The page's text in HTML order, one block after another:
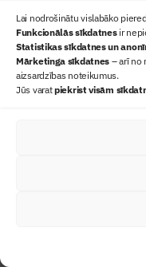
Lai nodrošinātu vislabāko
Funkcionālās sīkdatnesir
Statistikas sīkdatnes un
Mārketinga sīkdatnes – arī no
aizsardzības noteikumus.
Jūs varatpiekrist visām